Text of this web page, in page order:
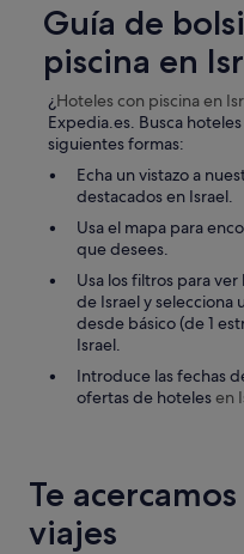
Guía de
piscina en
¿Hoteles con piscinaen
Expedia.es. Busca
siguientes formas:
Echa un vistazo a
destacados en Israel.
Usa el mapa para
que desees.
Usa los filtros para
de Israel y
desde básico (de 1
Israel.
Introduce las fechas
ofertas de hotelesen
Te
viajes